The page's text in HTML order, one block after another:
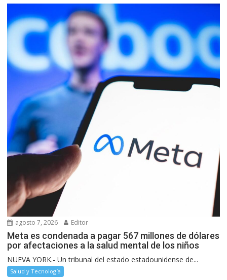
agosto 7, 2026 Editor
Meta es condenada a pagar 567 millones de dólares
por afectaciones a la salud mental de los niños
NUEVA YORK.- Un tribunal del estado estadounidense de...
Salud y Tecnología